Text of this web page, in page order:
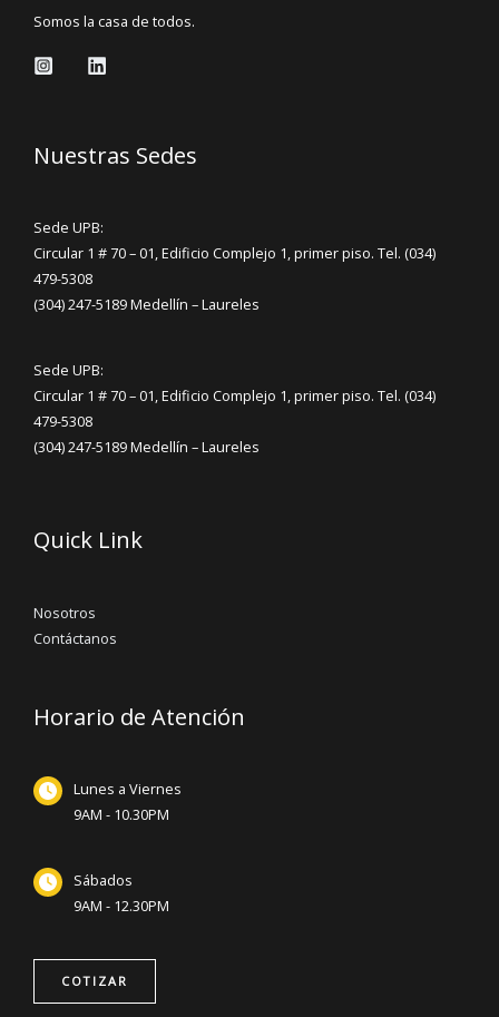
Somos la casa de todos.
Nuestras Sedes
Sede UPB:
Circular 1 # 70 – 01, Edificio Complejo 1, primer piso. Tel. (034)
479-5308
(304) 247-5189 Medellín – Laureles
Sede UPB:
Circular 1 # 70 – 01, Edificio Complejo 1, primer piso. Tel. (034)
479-5308
(304) 247-5189 Medellín – Laureles
Quick Link
Nosotros
Contáctanos
Horario de Atención
Lunes a Viernes
9AM - 10.30PM
Sábados
9AM - 12.30PM
COTIZAR